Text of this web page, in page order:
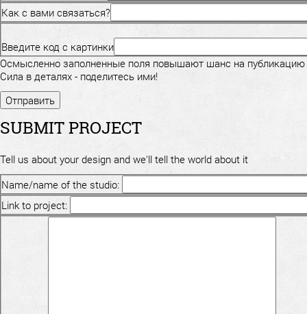
Как с вами связаться?
Введите код с картинки
Осмысленно заполненные поля повышают шанс на публикацию
Сила в деталях - поделитесь ими!
SUBMIT PROJECT
Tell us about your design and we'll tell the world about it
Name/name of the studio:
Link to project: